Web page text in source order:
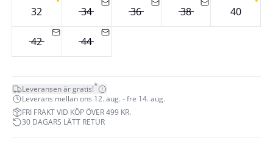
32 34 36 38 40
42 44
Leveransen är gratis!*
Leverans mellan ons 12. aug. - fre 14. aug.
FRI FRAKT VID KÖP ÖVER 499 KR.
30 DAGARS LÄTT RETUR